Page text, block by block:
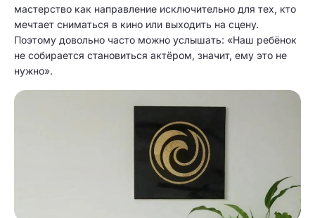
мастерство как направление исключительно для тех, кто
мечтает сниматься в кино или выходить на сцену.
Поэтому довольно часто можно услышать: «Наш ребёнок
не собирается становиться актёром, значит, ему это не
нужно».